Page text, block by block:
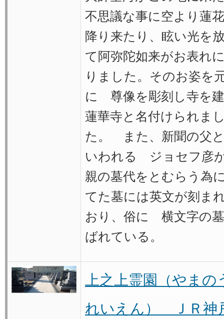
不思議な事に空より
降り来たり、眩い光を
て阿弥陀如来がお表れ
りました。そのお姿を
に 尊像を彫刻し寺を
蓮華寺と名付けられま
た。 また、新聞の父
いわれる ジョセフ彦
親の墓代をとむらう為
てた墓には英文が刻ま
おり、俗に 横文字の
ばれている。
上之上霊園（やまの
れいえん） ＪＲ神